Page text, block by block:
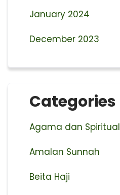
January 2024
December 2023
Categories
Agama dan Spiritual
Amalan Sunnah
Beita Haji